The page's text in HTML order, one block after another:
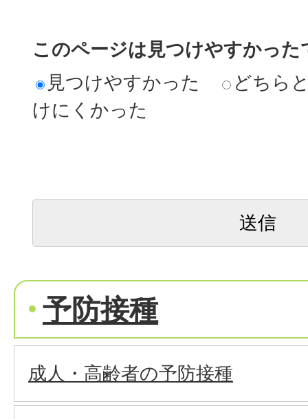
このページは見つけやすかった
見つけやすかった
どちら
けにくかった
予防接種
成人・高齢者の予防接種